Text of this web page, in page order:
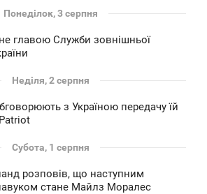
Понеділок, 3 серпня
главою Служби зовнішньої
Неділя, 2 серпня
з Україною передачу їй
Субота, 1 серпня
розповів, що наступним
стане Майлз Моралес